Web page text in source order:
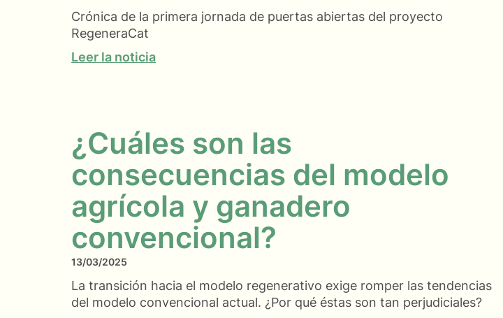
Crónica de la primera jornada de puertas abiertas del proyecto
RegeneraCat
Leer la noticia
¿Cuáles son las
consecuencias del modelo
agrícola y ganadero
convencional?
13/03/2025
La transición hacia el modelo regenerativo exige romper las tendencias
del modelo convencional actual. ¿Por qué éstas son tan perjudiciales?